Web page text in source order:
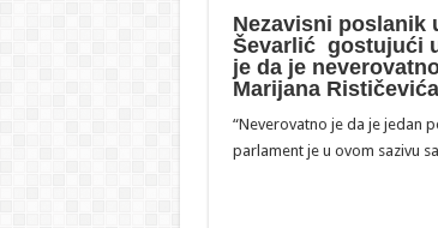
Nezavisni poslanik
Ševarlić gostujući
je da je
Marijana
“Neverovatno je da je jedan
parlament je u ovom sazivu